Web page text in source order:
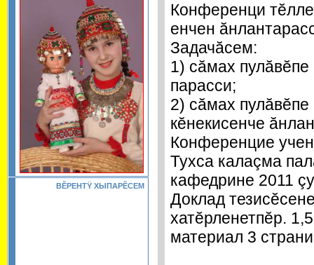
ВĔРЕНТŸ ХЫПАРĔСЕМ
Конференци
енчен
Задачăсем:
1) сăмах
парасси;
2) сăмах
кĕнекисенче
Конференцие
Тухса калаçма
кафедрине 2011
Доклад
хатĕрленетпĕр.
материал 3